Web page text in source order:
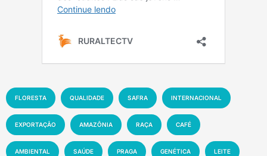
FLORESTA QUALIDADE SAFRA INTERNACIONAL
EXPORTAÇÃO AMAZÔNIA RAÇA CAFÉ
AMBIENTAL SAÚDE PRAGA GENÉTICA LEITE